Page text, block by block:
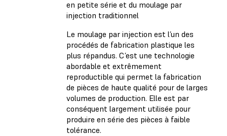
en petite série et du moulage par
injection traditionnel
Le moulage par injection est l’un des
procédés de fabrication plastique les
plus répandus. C’est une technologie
abordable et extrêmement
reproductible qui permet la fabrication
de pièces de haute qualité pour de larges
volumes de production. Elle est par
conséquent largement utilisée pour
produire en série des pièces à faible
tolérance.